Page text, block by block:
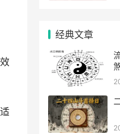
经典文章